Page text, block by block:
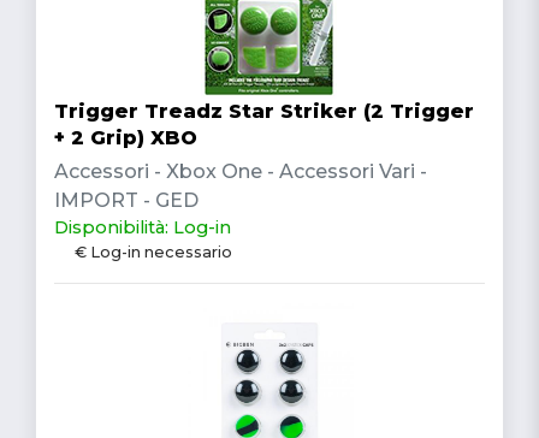
Trigger Treadz Star Striker (2 Trigger
+ 2 Grip) XBO
Accessori - Xbox One - Accessori Vari -
IMPORT - GED
Disponibilità: Log-in
€ Log-in necessario